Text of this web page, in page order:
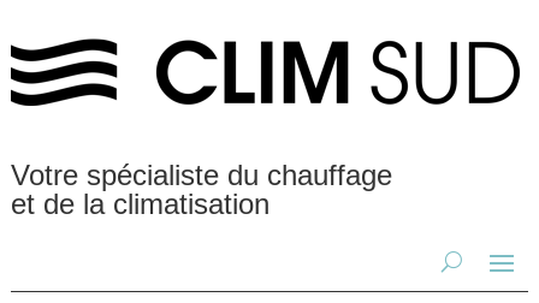
Votre spécialiste du chauffage
et de la climatisation